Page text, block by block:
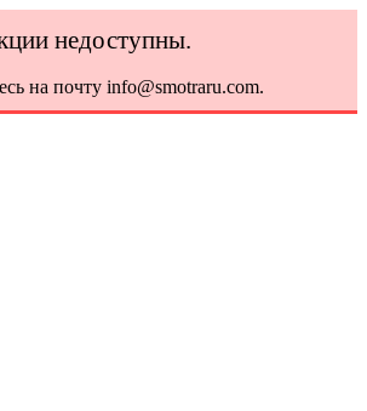
недоступны.
на почту info@smotraru.com.